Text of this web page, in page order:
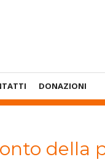
DONAZIONI
della